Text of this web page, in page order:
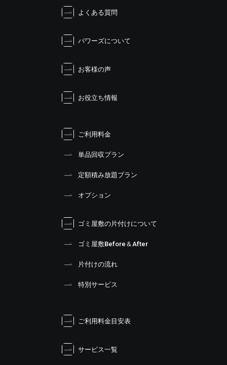
よくある質問
パワーズについて
お客様の声
お役立ち情報
ご利用料金
単品回収プラン
定額積み放題プラン
オプション
ゴミ屋敷の片付けについて
ゴミ屋敷Before＆After
片付けの流れ
特別サービス
ご利用料金目安表
サービス一覧